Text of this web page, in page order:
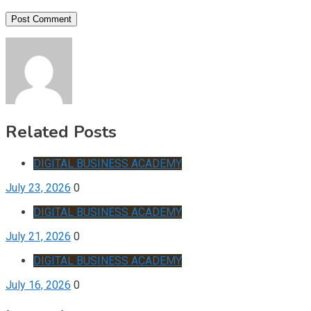
Related Posts
DIGITAL BUSINESS ACADEMY
July 23, 2026 0
DIGITAL BUSINESS ACADEMY
July 21, 2026 0
DIGITAL BUSINESS ACADEMY
July 16, 2026 0